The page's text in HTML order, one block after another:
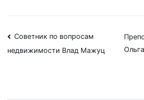
Навигация
по
Советник по вопросам
недвижимости Влад Мажуц